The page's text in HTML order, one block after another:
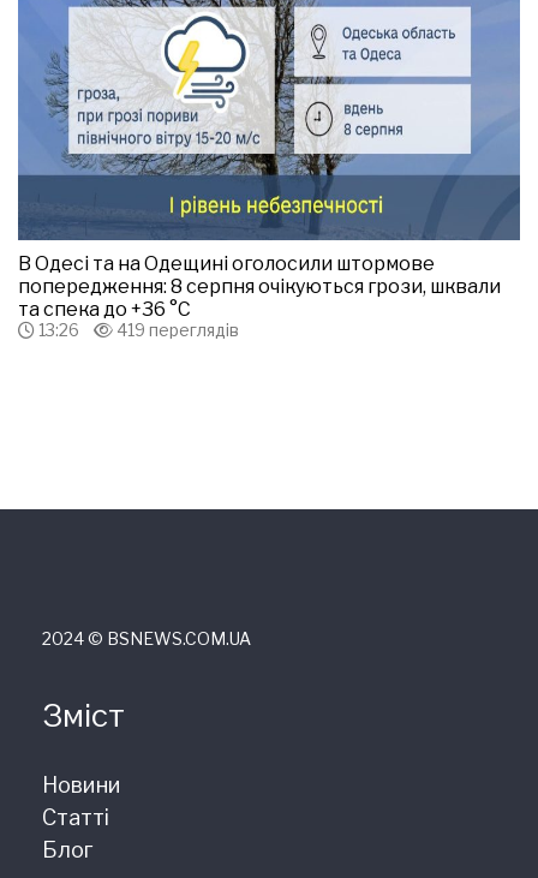
В Одесі та на Одещині оголосили штормове
попередження: 8 серпня очікуються грози, шквали
та спека до +36 °С
13:26 419 переглядів
2024 © ВSNEWS.COM.UA
Зміст
Новини
Статті
Блог